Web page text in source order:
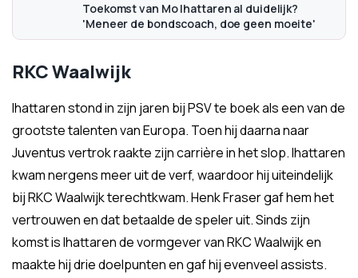
Toekomst van Mo Ihattaren al duidelijk?
'Meneer de bondscoach, doe geen moeite'
RKC Waalwijk
Ihattaren stond in zijn jaren bij PSV te boek als een van de
grootste talenten van Europa. Toen hij daarna naar
Juventus vertrok raakte zijn carrière in het slop. Ihattaren
kwam nergens meer uit de verf, waardoor hij uiteindelijk
bij RKC Waalwijk terechtkwam. Henk Fraser gaf hem het
vertrouwen en dat betaalde de speler uit. Sinds zijn
komst is Ihattaren de vormgever van RKC Waalwijk en
maakte hij drie doelpunten en gaf hij evenveel assists.